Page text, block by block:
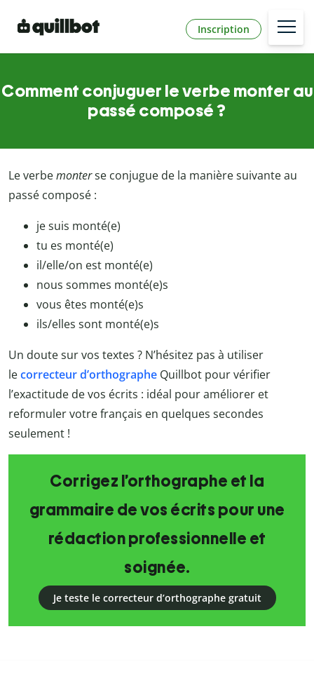
Inscription
Comment conjuguer le verbe monter au
passé composé ?
Le verbemonterse conjugue de la manière suivante au
passé composé :
je suis monté(e)
tu es monté(e)
il/elle/on est monté(e)
nous sommes monté(e)s
vous êtes monté(e)s
ils/elles sont monté(e)s
Un doute sur vos textes ? N’hésitez pas à utiliser
lecorrecteur d’orthographe Quillbot pour vérifier
l’exactitude de vos écrits : idéal pour améliorer et
reformuler votre français en quelques secondes
seulement !
Corrigez l’orthographe et la
grammaire de vos écrits pour une
rédaction professionnelle et
soignée.
Je teste le correcteur d’orthographe gratuit